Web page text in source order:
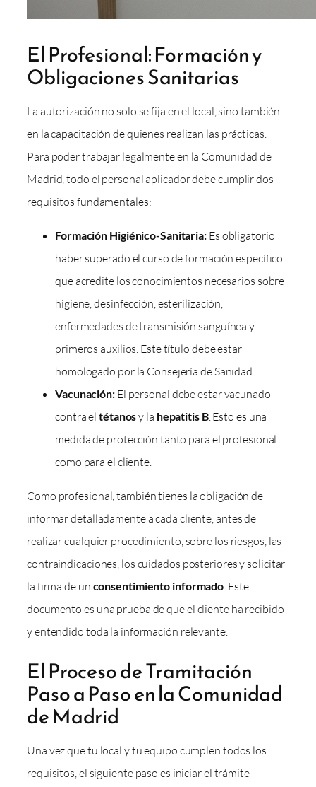
El Profesional: Formación y
Obligaciones Sanitarias
La autorización no solo se fija en el local, sino también
en la capacitación de quienes realizan las prácticas.
Para poder trabajar legalmente en la Comunidad de
Madrid, todo el personal aplicador debe cumplir dos
requisitos fundamentales:
Formación Higiénico-Sanitaria: Es obligatorio
haber superado el curso de formación específico
que acredite los conocimientos necesarios sobre
higiene, desinfección, esterilización,
enfermedades de transmisión sanguínea y
primeros auxilios. Este título debe estar
homologado por la Consejería de Sanidad.
Vacunación:El personal debe estar vacunado
contra eltétanosy la hepatitis B. Esto es una
medida de protección tanto para el profesional
como para el cliente.
Como profesional, también tienes la obligación de
informar detalladamente a cada cliente, antes de
realizar cualquier procedimiento, sobre los riesgos, las
contraindicaciones, los cuidados posteriores y solicitar
la firma de un consentimiento informado. Este
documento es una prueba de que el cliente ha recibido
y entendido toda la información relevante.
El Proceso de Tramitación
Paso a Paso en la Comunidad
de Madrid
Una vez que tu local y tu equipo cumplen todos los
requisitos, el siguiente paso es iniciar el trámite